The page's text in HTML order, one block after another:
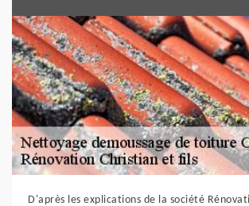
D'après les explications de la société